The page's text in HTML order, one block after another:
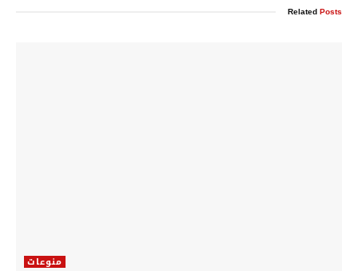
RelatedPosts
منوعات